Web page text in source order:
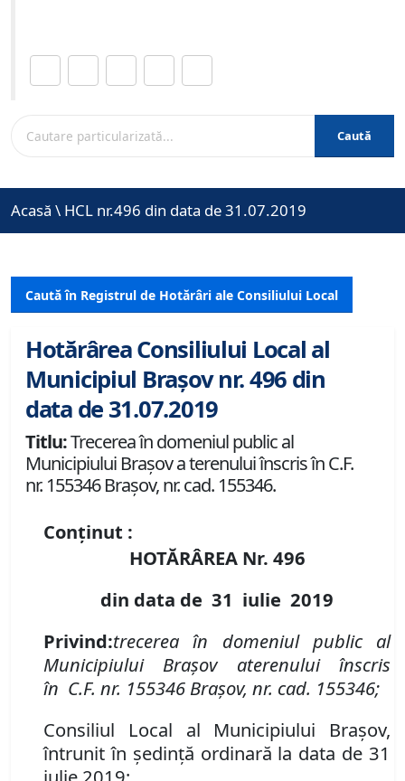
Caută
Acasă \ HCL nr.496 din data de 31.07.2019
Caută în Registrul de Hotărâri ale Consiliului Local
Hotărârea Consiliului Local al
Municipiul Brașov nr. 496 din
data de 31.07.2019
Titlu:Trecerea în domeniul public al
Municipiului Braşov a terenului înscris în C.F.
nr. 155346 Brașov, nr. cad. 155346.
Conținut :
HOTĂRÂREA Nr. 496
din data de 31 iulie 2019
Privind:trecerea în domeniul public al
Municipiului Braşov aterenuluiînscris
în C.F. nr. 155346 Brașov, nr. cad. 155346;
Consiliul Local al Municipiului Brașov,
întrunit în ședință ordinară la data de 31